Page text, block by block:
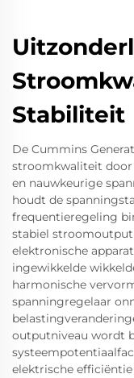
Stabiliteit
De Cummins
stroomkwaliteit door
en nauwkeurige
houdt de
frequentieregeling
stabiel
elektronische
ingewikkelde
harmonische
spanningregelaar
outputniveau wordt
elektrische